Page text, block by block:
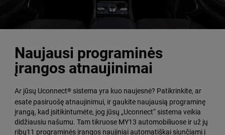
Naujausi programinės
įrangos atnaujinimai
Ar jūsų Uconnect® sistema yra kuo naujesnė? Patikrinkite, ar
esate pasiruošę atnaujinimui, ir gaukite naujausią programinę
įrangą, kad įsitikintumėte, jog jūsų „Uconnect“ sistema veikia
didžiausiu našumu. Tam tikruose MY13 automobiliuose ir už jų
ribų11 programinės įrangos naujiniai automatiškai siunčiami į